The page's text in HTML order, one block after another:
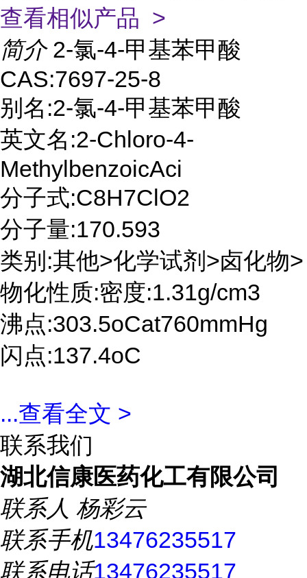
查看相似产品 >
简介 2-氯-4-甲基苯甲酸
CAS:7697-25-8
别名:2-氯-4-甲基苯甲酸
英文名:2-Chloro-4-
MethylbenzoicAci
分子式:C8H7ClO2
分子量:170.593
类别:其他>化学试剂>卤化物>
物化性质:密度:1.31g/cm3
沸点:303.5oCat760mmHg
闪点:137.4oC
...查看全文 >
联系我们
湖北信康医药化工有限公司
联系人 杨彩云
联系手机13476235517
联系电话13476235517